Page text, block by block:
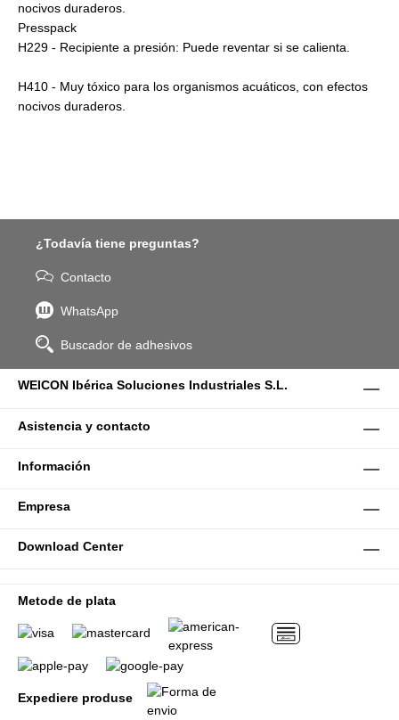
nocivos duraderos.
Presspack
H229 - Recipiente a presión: Puede reventar si se calienta.
H410 - Muy tóxico para los organismos acuáticos, con efectos
nocivos duraderos.
¿Todavía tiene preguntas?
Contacto
WhatsApp
Buscador de adhesivos
WEICON Ibérica Soluciones Industriales S.L.
Asistencia y contacto
Información
Empresa
Download Center
Metode de plata
Expediere produse